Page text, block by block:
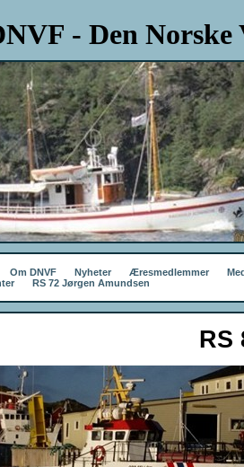
- Den Norske
Om DNVF Nyheter Æresmedlemmer
RS 72 Jørgen Amundsen
RS